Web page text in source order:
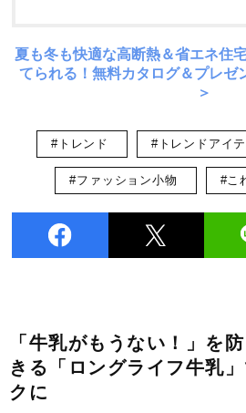
夏も冬も快適な高断熱＆省エネ住
てられる！無料カタログ＆プレゼ
＞
#トレンド #トレンドアイ
#ファッション小物 #こ
「牛乳がもうない！」を
きる「ロングライフ牛乳
クに